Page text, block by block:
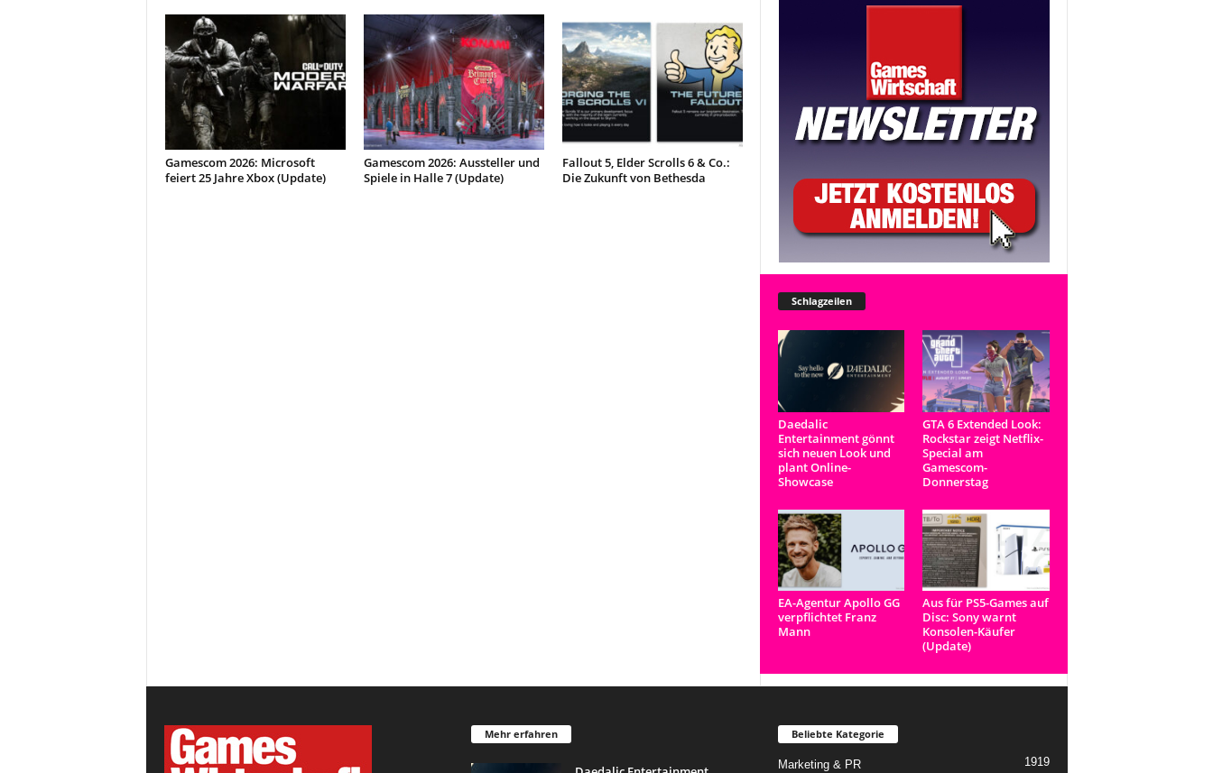
Gamescom 2026: Microsoft
feiert 25 Jahre Xbox (Update)
Gamescom 2026: Aussteller und
Spiele in Halle 7 (Update)
Fallout 5, Elder Scrolls 6 & Co.:
Die Zukunft von Bethesda
Schlagzeilen
Daedalic
Entertainment gönnt
sich neuen Look und
plant Online-
Showcase
GTA 6 Extended Look:
Rockstar zeigt Netflix-
Special am
Gamescom-
Donnerstag
EA-Agentur Apollo GG
verpflichtet Franz
Mann
Aus für PS5-Games auf
Disc: Sony warnt
Konsolen-Käufer
(Update)
Mehr erfahren Beliebte Kategorie
Marketing & PR 1919